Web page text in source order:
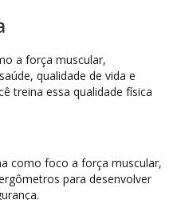
a força muscular,
qualidade de vida e
treina essa qualidade física
como foco a força muscular,
para desenvolver